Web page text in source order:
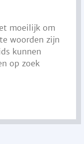
moeilijk om
woorden zijn
kunnen
op zoek